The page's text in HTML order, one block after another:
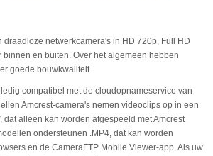
draadloze netwerkcamera's in HD 720p, Full HD
binnen en buiten. Over het algemeen hebben
goede bouwkwaliteit.
compatibel met de cloudopnameservice van
Amcrest-camera's nemen videoclips op in een
dat alleen kan worden afgespeeld met Amcrest
ondersteunen .MP4, dat kan worden
en de CameraFTP Mobile Viewer-app. Als uw